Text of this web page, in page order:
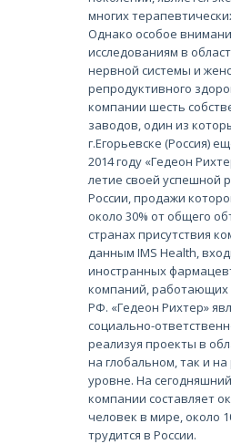
многих
Однако особое
исследованиям в
нервной системы и
репродуктивного
компании шесть
заводов, один из
г.Егорьевске (Россия)
2014 году «Гедеон
летие своей успешной
России, продажи
около 30% от общего
странах присутствия
данным IMS Health,
иностранных
компаний, работающих
РФ. «Гедеон Рихтер»
социально-
реализуя проекты в
на глобальном, так и на
уровне. На
компании составляет
человек в мире, около
трудится в России.